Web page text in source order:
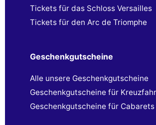
Tickets für das Schloss Versailles
Tickets für den Arc de Triomphe
Geschenkgutscheine
Alle unsere Geschenkgutscheine
Geschenkgutscheine für
Geschenkgutscheine für Cabarets